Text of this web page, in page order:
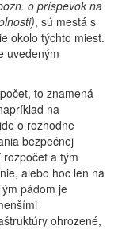
o príspevok na
, sú mestá s
okolo týchto miest.
uvedeným
to znamená
na
o rozhodne
bezpečnej
a tým
alebo hoc len na
pádom je
ohrozené,